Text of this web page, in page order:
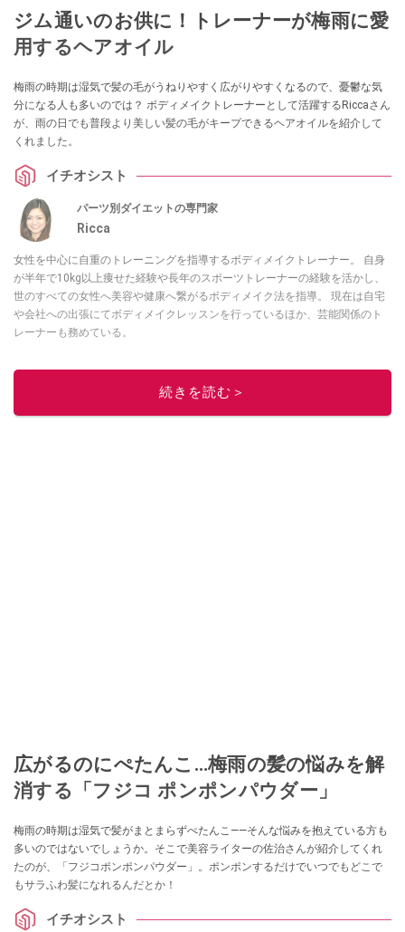
ジム通いのお供に！トレーナーが梅雨に愛
用するヘアオイル
梅雨の時期は湿気で髪の毛がうねりやすく広がりやすくなるので、憂鬱な気
分になる人も多いのでは？ ボディメイクトレーナーとして活躍するRiccaさん
が、雨の日でも普段より美しい髪の毛がキープできるヘアオイルを紹介して
くれました。
イチオシスト
パーツ別ダイエットの専門家
Ricca
女性を中心に自重のトレーニングを指導するボディメイクトレーナー。 自身
が半年で10kg以上痩せた経験や長年のスポーツトレーナーの経験を活かし、
世のすべての女性へ美容や健康へ繋がるボディメイク法を指導。 現在は自宅
や会社への出張にてボディメイクレッスンを行っているほか、芸能関係のト
レーナーも務めている。
続きを読む＞
広がるのにぺたんこ…梅雨の髪の悩みを解
消する「フジコ ポンポンパウダー」
梅雨の時期は湿気で髪がまとまらずぺたんこ――そんな悩みを抱えている方も
多いのではないでしょうか。そこで美容ライターの佐治さんが紹介してくれ
たのが、「フジコポンポンパウダー」。ポンポンするだけでいつでもどこで
もサラふわ髪になれるんだとか！
イチオシスト